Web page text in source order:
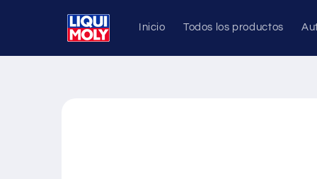
directamente
al contenido
Inicio Todos los productos